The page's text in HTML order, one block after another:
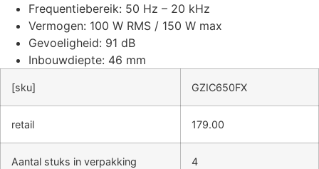
Frequentiebereik: 50 Hz – 20 kHz
Vermogen: 100 W RMS / 150 W max
Gevoeligheid: 91 dB
Inbouwdiepte: 46 mm
[sku] GZIC650FX
retail 179.00
Aantal stuks in verpakking 4